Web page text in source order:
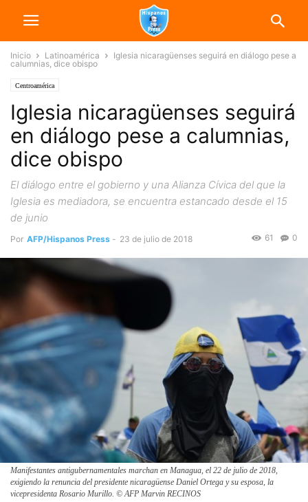
Inicio Latinoamérica
Iglesia nicaragüenses seguirá en diálogo pese a
calumnias, dice obispo
Centroamérica
Iglesia nicaragüenses seguirá
en diálogo pese a calumnias,
dice obispo
El diálogo entre el gobierno y una Alianza Cívica del que la
Iglesia es mediadora, se encuentra estancado desde el 15
de junio
Por AFP/Hispanos Press - 23 de julio de 2018 0
61
Manifestantes antigubernamentales marchan en Managua, el 22 de julio de 2018,
exigiendo la renuncia del presidente nicaragüense Daniel Ortega y su esposa, la
vicepresidenta Rosario Murillo. © AFP Marvin RECINOS